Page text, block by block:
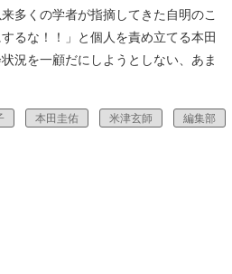
多くの学者が指摘してきた自明のこ
るな！！」と個人を責め立てる本田
況を一顧だにしようとしない、あま
本田圭佑 米津玄師 編集部